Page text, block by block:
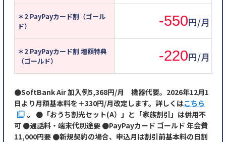
＊2 PayPayカード割（ゴール
ド）
-550円/月
＊2 PayPayカード割 増額特典
（ゴールド）
-220円/月
●SoftBank Air 加入例5,368円/月 機器代要。2026年12月1
日より月額基本料を＋330円/月改定します。詳しくはこちら
。 ●「おうち割光セット(A）」と「家族割引」は併用不
可 ●通話料・端末代別途要 ●PayPayカード ゴールド 年会費
11,000円要 ●新規契約の場合、申込月は割引前基本料の日割